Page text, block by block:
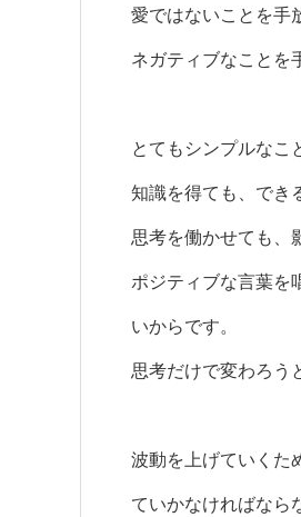
愛ではないことを手
ネガティブなことを
とてもシンプルなこ
知識を得ても、でき
思考を働かせても、
ポジティブな言葉を
いからです。
思考だけで変わろう
波動を上げていくた
ていかなければなら